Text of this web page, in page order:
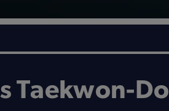
Taekwon-Do